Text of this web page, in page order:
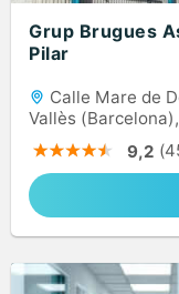
Grup Brugues
Pilar
Calle Mare de
Vallès
9,2